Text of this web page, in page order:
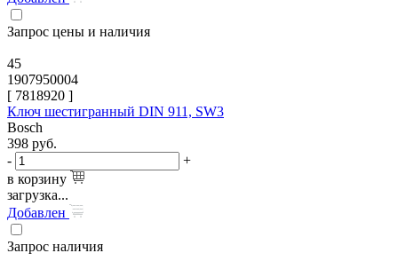
Запрос цены и наличия
45
1907950004
[ 7818920 ]
Ключ шестигранный DIN 911, SW3
Bosch
398 руб.
-
+
в корзину
загрузка...
Добавлен
Запрос наличия